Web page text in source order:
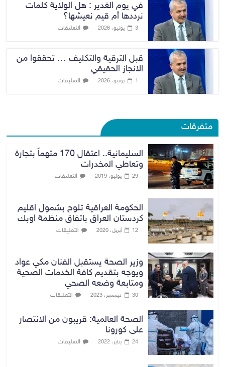
في يوم الغدير : هل الولاية كلمات
نرددها أم قيم نعيشها؟
3 يونيو، 2026 التعليقات
قبل الترقية والتكليف … تحققوا من
الانجاز الحقيقي
1 يونيو، 2026 التعليقات
متفرقات
السليمانية.. اعتقال 170 متهماً بتجارة
وتعاطي المخدرات
29 يوليو، 2019 التعليقات
الحكومة العراقية تلوح بشمول اقليم
كردستان العراق باتفاق منظمة اوبك
12 أبريل، 2020 التعليقات
وزير الصحة يستقبل الفنان مكي عواد
ويوجه بتقديم كافة الخدمات الصحية
ومتابعة وضعه الصحي
30 ديسمبر، 2023 التعليقات
الصحة العالمية: قريبون من الانتصار
على كورونا
24 يناير، 2022 التعليقات